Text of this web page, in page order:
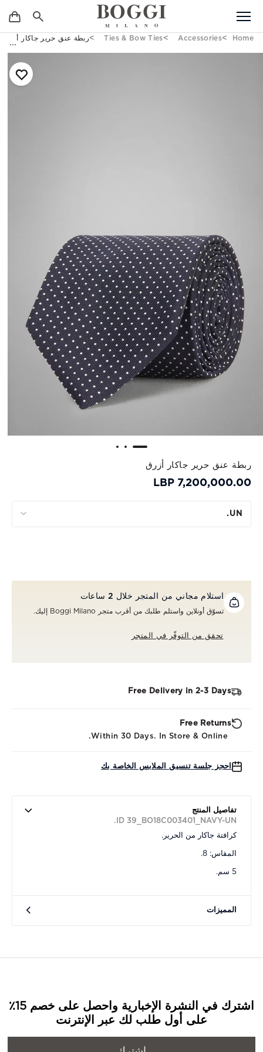
Home
Accessories
Ties & Bow Ties ربطة عنق حرير جاكار أزرق
ربطة عنق حرير جاكار أزرق
7,200,000.00 LBP
UN.
استلام مجاني من المتجر خلال 2 ساعات
تسوّق أونلاين واستلم طلبك من أقرب متجر Boggi Milano إليك.
تحقق من التوفّر في المتجر
Free Delivery in 2-3 Days
Free Returns
Within 30 Days. In Store & Online.
احجز جلسة تنسيق الملابس الخاصة بك
تفاصيل المنتج
ID 39_BO18C003401_NAVY-UN.
كرافتة جاكار من الحرير.
المقاس: 8.
5 سم.
المميزات
اشترك في النشرة الإخبارية واحصل على خصم 15٪
على أول طلب لك عبر الإنترنت